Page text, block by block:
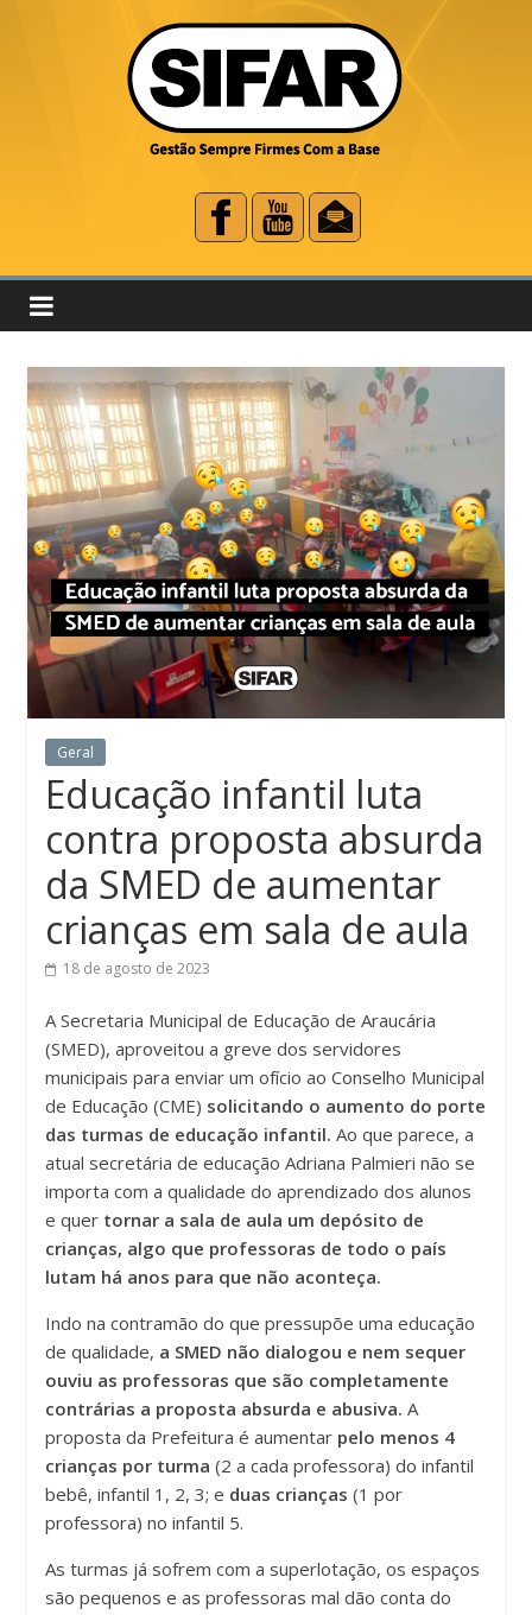
Geral
Educação infantil luta
contra proposta absurda
da SMED de aumentar
crianças em sala de aula
18 de agosto de 2023
A Secretaria Municipal de Educação de Araucária
(SMED), aproveitou a greve dos servidores
municipais para enviar um ofício ao Conselho Municipal
de Educação (CME) solicitando o aumento do porte
das turmas de educação infantil. Ao que parece, a
atual secretária de educação Adriana Palmieri não se
importa com a qualidade do aprendizado dos alunos
e quer tornar a sala de aula um depósito de
crianças, algo que professoras de todo o país
lutam há anos para que não aconteça.
Indo na contramão do que pressupõe uma educação
de qualidade, a SMED não dialogou e nem sequer
ouviu as professoras que são completamente
contrárias a proposta absurda e abusiva. A
proposta da Prefeitura é aumentar pelo menos 4
crianças por turma (2 a cada professora) do infantil
bebê, infantil 1, 2, 3; e duas crianças (1 por
professora) no infantil 5.
As turmas já sofrem com a superlotação, os espaços
são pequenos e as professoras mal dão conta do